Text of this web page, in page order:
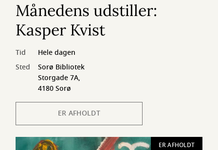
ER AFHOLDT
Månedens udstiller:
Kasper Kvist
Tid
Hele dagen
Sted
Sorø Bibliotek
Storgade 7A,
4180 Sorø
ER AFHOLDT